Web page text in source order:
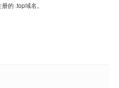
册的 .top域名。